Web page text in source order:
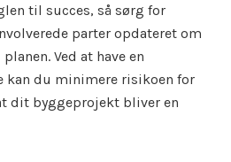
til succes, så sørg for
parter opdateret om
Ved at have en
du minimere risikoen for
dit byggeprojekt bliver en